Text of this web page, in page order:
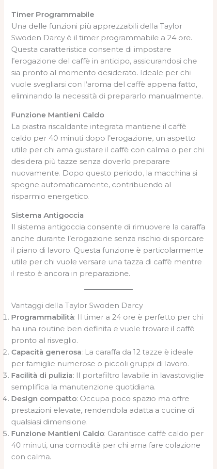
Timer Programmabile
Una delle funzioni più apprezzabili della Taylor
Swoden Darcy è il timer programmabile a 24 ore.
Questa caratteristica consente di impostare
l’erogazione del caffè in anticipo, assicurandosi che
sia pronto al momento desiderato. Ideale per chi
vuole svegliarsi con l’aroma del caffè appena fatto,
eliminando la necessità di prepararlo manualmente.
Funzione Mantieni Caldo
La piastra riscaldante integrata mantiene il caffè
caldo per 40 minuti dopo l’erogazione, un aspetto
utile per chi ama gustare il caffè con calma o per chi
desidera più tazze senza doverlo preparare
nuovamente. Dopo questo periodo, la macchina si
spegne automaticamente, contribuendo al
risparmio energetico.
Sistema Antigoccia
Il sistema antigoccia consente di rimuovere la caraffa
anche durante l’erogazione senza rischio di sporcare
il piano di lavoro. Questa funzione è particolarmente
utile per chi vuole versare una tazza di caffè mentre
il resto è ancora in preparazione.
Vantaggi della Taylor Swoden Darcy
Programmabilità: Il timer a 24 ore è perfetto per chi
ha una routine ben definita e vuole trovare il caffè
pronto al risveglio.
Capacità generosa: La caraffa da 12 tazze è ideale
per famiglie numerose o piccoli gruppi di lavoro.
Facilità di pulizia: Il portafiltro lavabile in lavastoviglie
semplifica la manutenzione quotidiana.
Design compatto: Occupa poco spazio ma offre
prestazioni elevate, rendendola adatta a cucine di
qualsiasi dimensione.
Funzione Mantieni Caldo: Garantisce caffè caldo per
40 minuti, una comodità per chi ama fare colazione
con calma.